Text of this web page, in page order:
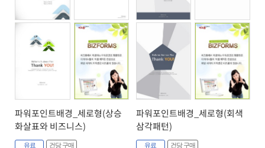
파워포인트배경_세로형(상승
화살표와 비즈니스)
유료 건당 구매
파워포인트배경_세로형(회색
삼각패턴)
유료 건당 구매